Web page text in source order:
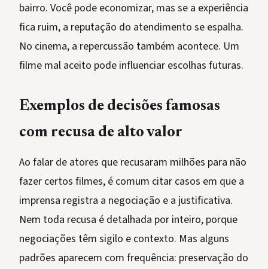
bairro. Você pode economizar, mas se a experiência
fica ruim, a reputação do atendimento se espalha.
No cinema, a repercussão também acontece. Um
filme mal aceito pode influenciar escolhas futuras.
Exemplos de decisões famosas
com recusa de alto valor
Ao falar de atores que recusaram milhões para não
fazer certos filmes, é comum citar casos em que a
imprensa registra a negociação e a justificativa.
Nem toda recusa é detalhada por inteiro, porque
negociações têm sigilo e contexto. Mas alguns
padrões aparecem com frequência: preservação do